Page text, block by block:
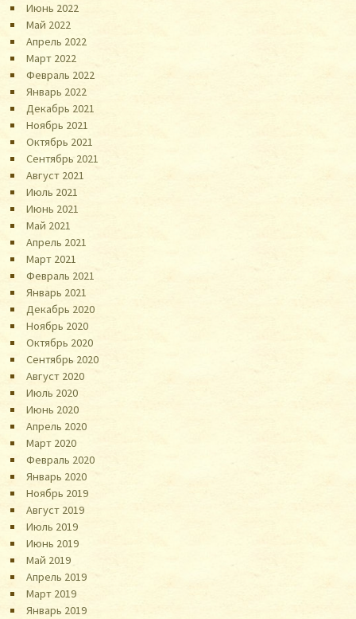
Июнь 2022
Май 2022
Апрель 2022
Март 2022
Февраль 2022
Январь 2022
Декабрь 2021
Ноябрь 2021
Октябрь 2021
Сентябрь 2021
Август 2021
Июль 2021
Июнь 2021
Май 2021
Апрель 2021
Март 2021
Февраль 2021
Январь 2021
Декабрь 2020
Ноябрь 2020
Октябрь 2020
Сентябрь 2020
Август 2020
Июль 2020
Июнь 2020
Апрель 2020
Март 2020
Февраль 2020
Январь 2020
Ноябрь 2019
Август 2019
Июль 2019
Июнь 2019
Май 2019
Апрель 2019
Март 2019
Январь 2019